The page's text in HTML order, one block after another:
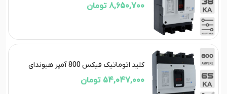
8,650,700 تومان
کلید اتوماتیک فیکس 800 آمپر هیوندای
54,047,000 تومان